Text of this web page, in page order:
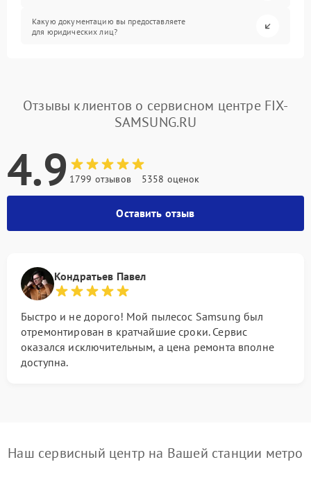
Какую документацию вы предоставляете
для юридических лиц?
Отзывы клиентов о сервисном центре FIX-
SAMSUNG.RU
4.9 1799 отзывов 5358 оценок
Оставить отзыв
Кондратьев Павел
Быстро и не дорого! Мой пылесос Samsung был
отремонтирован в кратчайшие сроки. Сервис
оказался исключительным, а цена ремонта вполне
доступна.
Наш сервисный центр на Вашей станции метро